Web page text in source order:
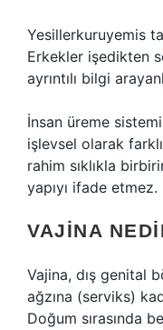
Yesillerkuruyemis
Erkekler işedikten
ayrıntılı bilgi
İnsan üreme
işlevsel olarak
rahim sıklıkla
yapıyı ifade etmez.
VAJINA
Vajina, dış genital
ağzına (serviks)
Doğum sırasında